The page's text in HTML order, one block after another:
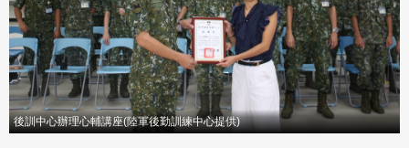
後訓中心辦理心輔講座(陸軍後勤訓練中心提供)